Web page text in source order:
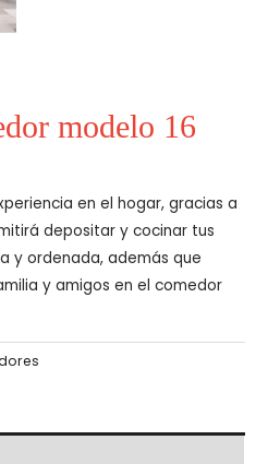
modelo 16
en el hogar, gracias a
depositar y cocinar tus
y ordenada, además que
y amigos en el comedor